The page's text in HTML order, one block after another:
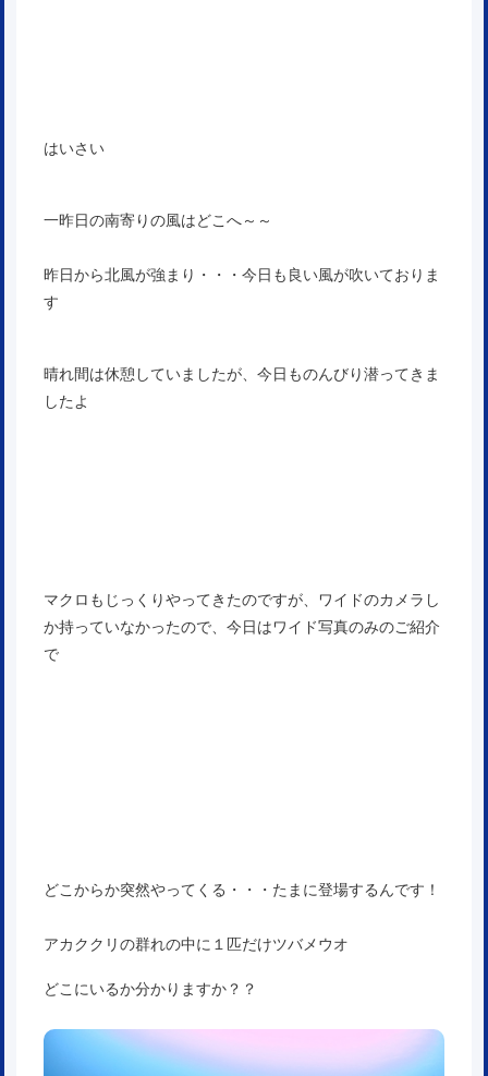
はいさい
一昨日の南寄りの風はどこへ～～
昨日から北風が強まり・・・今日も良い風が吹いておりま
す
晴れ間は休憩していましたが、今日ものんびり潜ってきま
したよ
マクロもじっくりやってきたのですが、ワイドのカメラし
か持っていなかったので、今日はワイド写真のみのご紹介
で
どこからか突然やってくる・・・たまに登場するんです！
アカククリの群れの中に１匹だけツバメウオ
どこにいるか分かりますか？？